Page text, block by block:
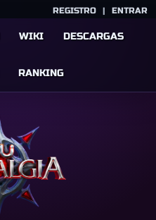
REGISTRO | ENTRAR
WIKI DESCARGAS
RANKING